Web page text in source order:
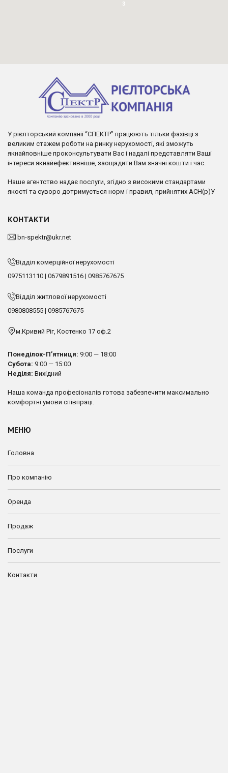
3
У рієлторський компанії “СПЕКТР” працюють тільки фахівці з
великим стажем роботи на ринку нерухомості, які зможуть
якнайповніше проконсультувати Вас і надалі представляти Ваші
інтереси якнайефективніше, заощадити Вам значні кошти і час.
Наше агентство надає послуги, згідно з високими стандартами
якості та суворо дотримується норм і правил, прийнятих АСН(р)У
КОНТАКТИ
bn-spektr@ukr.net
Відділ комерційної нерухомості
0975113110 | 0679891516 | 0985767675
Відділ житлової нерухомості
0980808555 | 0985767675
м.Кривий Ріг, Костенко 17 оф.2
Понеділок-П’ятниця: 9:00 — 18:00
Субота: 9:00 — 15:00
Неділя: Вихідний
Наша команда професіоналів готова забезпечити максимально
комфортні умови співпраці.
МЕНЮ
Головна
Про компанію
Оренда
Продаж
Послуги
Контакти